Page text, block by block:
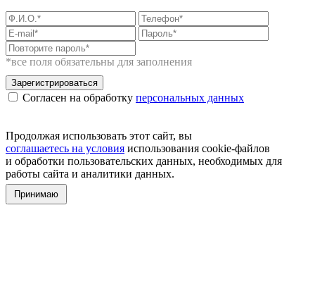
*все поля обязательны для заполнения
Зарегистрироваться
Согласен на обработку персональных данных
Продолжая использовать этот сайт, вы
соглашаетесь на условия использования cookie-файлов
и обработки пользовательских данных, необходимых для
работы сайта и аналитики данных.
Принимаю